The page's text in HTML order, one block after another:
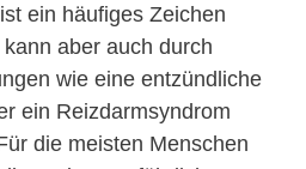
ein häufiges Zeichen
aber auch durch
wie eine entzündliche
ein Reizdarmsyndrom
die meisten Menschen